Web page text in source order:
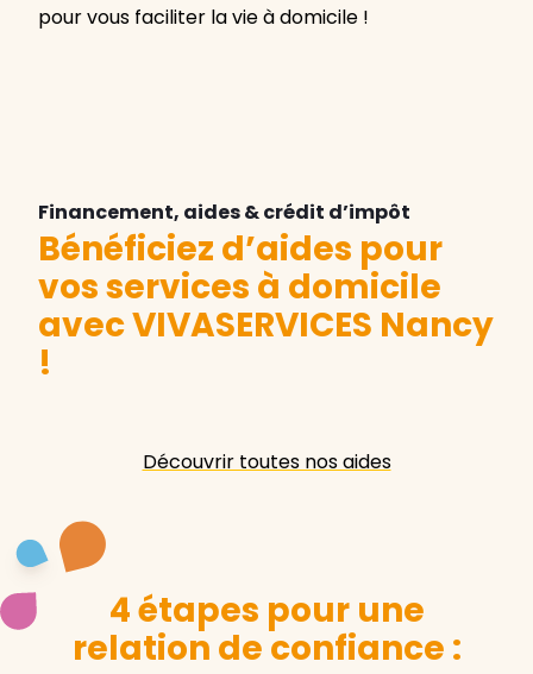
pour vous faciliter la vie à domicile !
Financement, aides & crédit d’impôt
Bénéficiez d’aides pour
vos services à domicile
avec VIVASERVICES Nancy
!
Découvrir toutes nos aides
4 étapes pour une
relation de confiance :